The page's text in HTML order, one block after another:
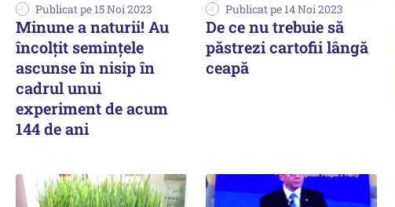
Publicat pe 15 Noi 2023
Minune a naturii! Au
încolțit semințele
ascunse în nisip în
cadrul unui
experiment de acum
144 de ani
Publicat pe 14 Noi 2023
De ce nu trebuie să
păstrezi cartofii lângă
ceapă